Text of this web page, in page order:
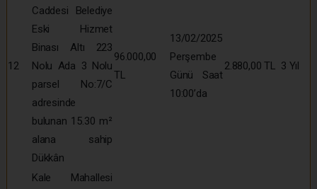
12
Caddesi Belediye
Eski Hizmet
Binası Altı 223
Nolu Ada 3 Nolu
parsel No:7/C
adresinde
bulunan 15.30 m²
alana sahip
Dükkân
96.000,00
TL
13/02/2025
Perşembe
Günü Saat
10:00’da
2.880,00 TL 3 Yıl
Kale Mahallesi